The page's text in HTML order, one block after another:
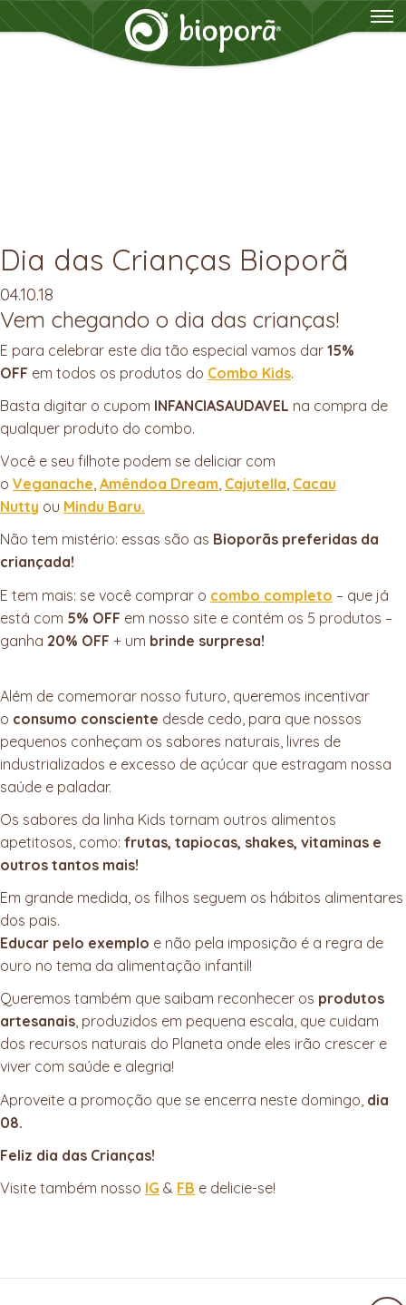
Dia das Crianças Bioporã
04.10.18
Vem chegando o dia das crianças!
E para celebrar este dia tão especial vamos dar 15%
OFF em todos os produtos do Combo Kids.
Basta digitar o cupom INFANCIASAUDAVEL na compra de
qualquer produto do combo.
Você e seu filhote podem se deliciar com
o Veganache, Amêndoa Dream, Cajutella, Cacau
Nutty ou Mindu Baru.
Não tem mistério: essas são as Bioporãs preferidas da
criançada!
E tem mais: se você comprar o combo completo – que já
está com 5% OFF em nosso site e contém os 5 produtos –
ganha 20% OFF + um brinde surpresa!
Além de comemorar nosso futuro, queremos incentivar
o consumo consciente desde cedo, para que nossos
pequenos conheçam os sabores naturais, livres de
industrializados e excesso de açúcar que estragam nossa
saúde e paladar.
Os sabores da linha Kids tornam outros alimentos
apetitosos, como: frutas, tapiocas, shakes, vitaminas e
outros tantos mais!
Em grande medida, os filhos seguem os hábitos alimentares
dos pais.
Educar pelo exemplo e não pela imposição é a regra de
ouro no tema da alimentação infantil!
Queremos também que saibam reconhecer os produtos
artesanais, produzidos em pequena escala, que cuidam
dos recursos naturais do Planeta onde eles irão crescer e
viver com saúde e alegria!
Aproveite a promoção que se encerra neste domingo, dia
08.
Feliz dia das Crianças!
Visite também nosso IG & FB e delicie-se!